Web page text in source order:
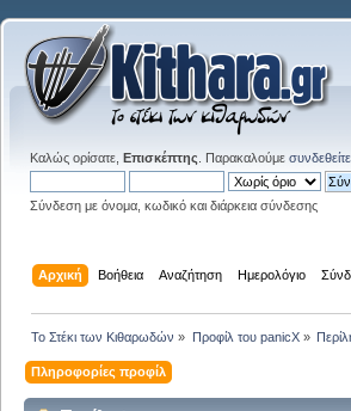
Καλώς ορίσατε, Επισκέπτης . Παρακαλούμε συνδεθείτε
Σύνδεση με όνομα, κωδικό και διάρκεια σύνδεσης
Αρχική Βοήθεια Αναζήτηση Ημερολόγιο
Το Στέκι των Κιθαρωδών » Προφίλ του panicX»
Πληροφορίες προφίλ